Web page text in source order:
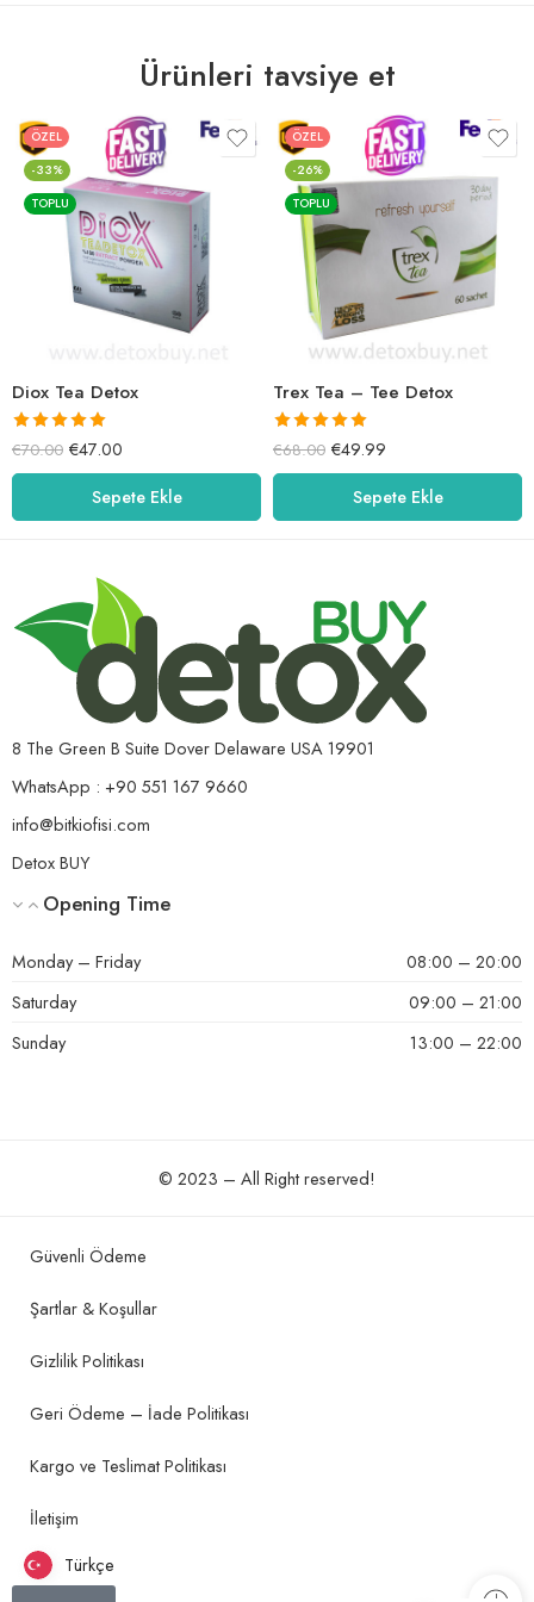
Ürünleri tavsiye et
ÖZEL
-33%
TOPLU
Diox Tea Detox
5 üzerinden
5.00oy aldı
€70.00 €47.00
Sepete Ekle
ÖZEL
-26%
TOPLU
Trex Tea – Tee Detox
5 üzerinden
5.00oy aldı
€68.00 €49.99
Sepete Ekle
8 The Green B Suite Dover Delaware USA 19901
WhatsApp : +90 551 167 9660
info@bitkiofisi.com
Detox BUY
Opening Time
Monday – Friday
08:00 – 20:00
Saturday
09:00 – 21:00
Sunday
13:00 – 22:00
© 2023 – All Right reserved!
Güvenli Ödeme
Şartlar & Koşullar
Gizlilik Politikası
Geri Ödeme – İade Politikası
Kargo ve Teslimat Politikası
İletişim
Türkçe